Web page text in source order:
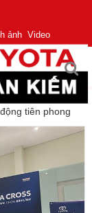
ảnh Video
tiên phong